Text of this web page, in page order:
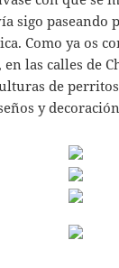
sigo paseando
Como ya os
las calles de
de
y